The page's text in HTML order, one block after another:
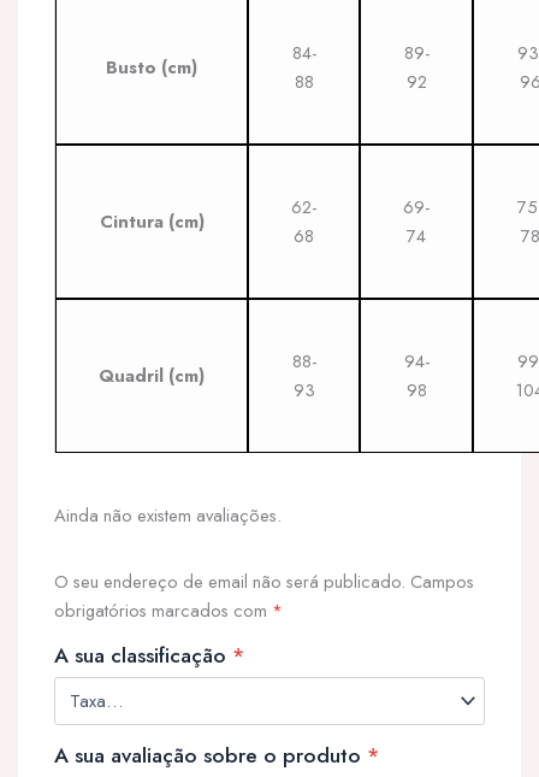
Busto (cm)
84-
88
89-
92
Cintura (cm)
62-
68
69-
74
78
Quadril (cm)
88-
93
94-
98
Ainda não existem avaliações.
O seu endereço de email não será publicado. Campos
obrigatórios marcados com *
A sua classificação *
A sua avaliação sobre o produto *